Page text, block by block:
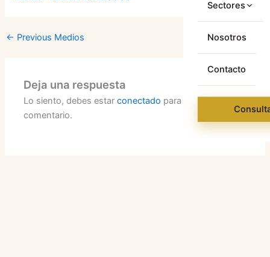
Asesoría laboral
Asesoría
Gestoría
Sectores
Autónomos
Particulares
Nosotros
Contacto
← Previous Medios
Deja una respuesta
Lo siento, debes estarconectado para publicar un
comentario.